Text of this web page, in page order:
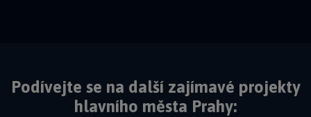
Podívejte se na další zajímavé projekty
hlavního města Prahy: